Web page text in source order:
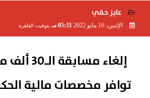
عايز حقي
الإثنين، 16 مايو 2022 05:31 مـ بتوقيت القاهرة
إلغاء
توافر مخصصات مالية